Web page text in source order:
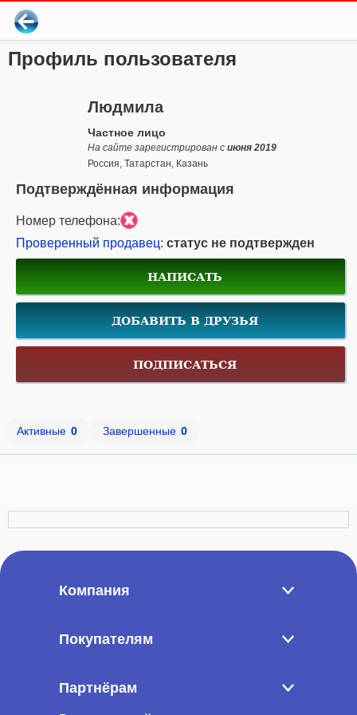
Профиль пользователя
Людмила
Частное лицо
На сайте зарегистрирован с июня 2019
Россия, Татарстан, Казань
Подтверждённая информация
Номер телефона:
Проверенный продавец: статус не подтвержден
НАПИСАТЬ
ДОБАВИТЬ В ДРУЗЬЯ
ПОДПИСАТЬСЯ
Активные 0 Завершенные 0
Компания
Покупателям
Партнёрам